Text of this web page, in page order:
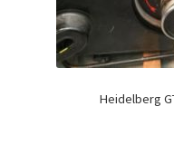
Heidelberg